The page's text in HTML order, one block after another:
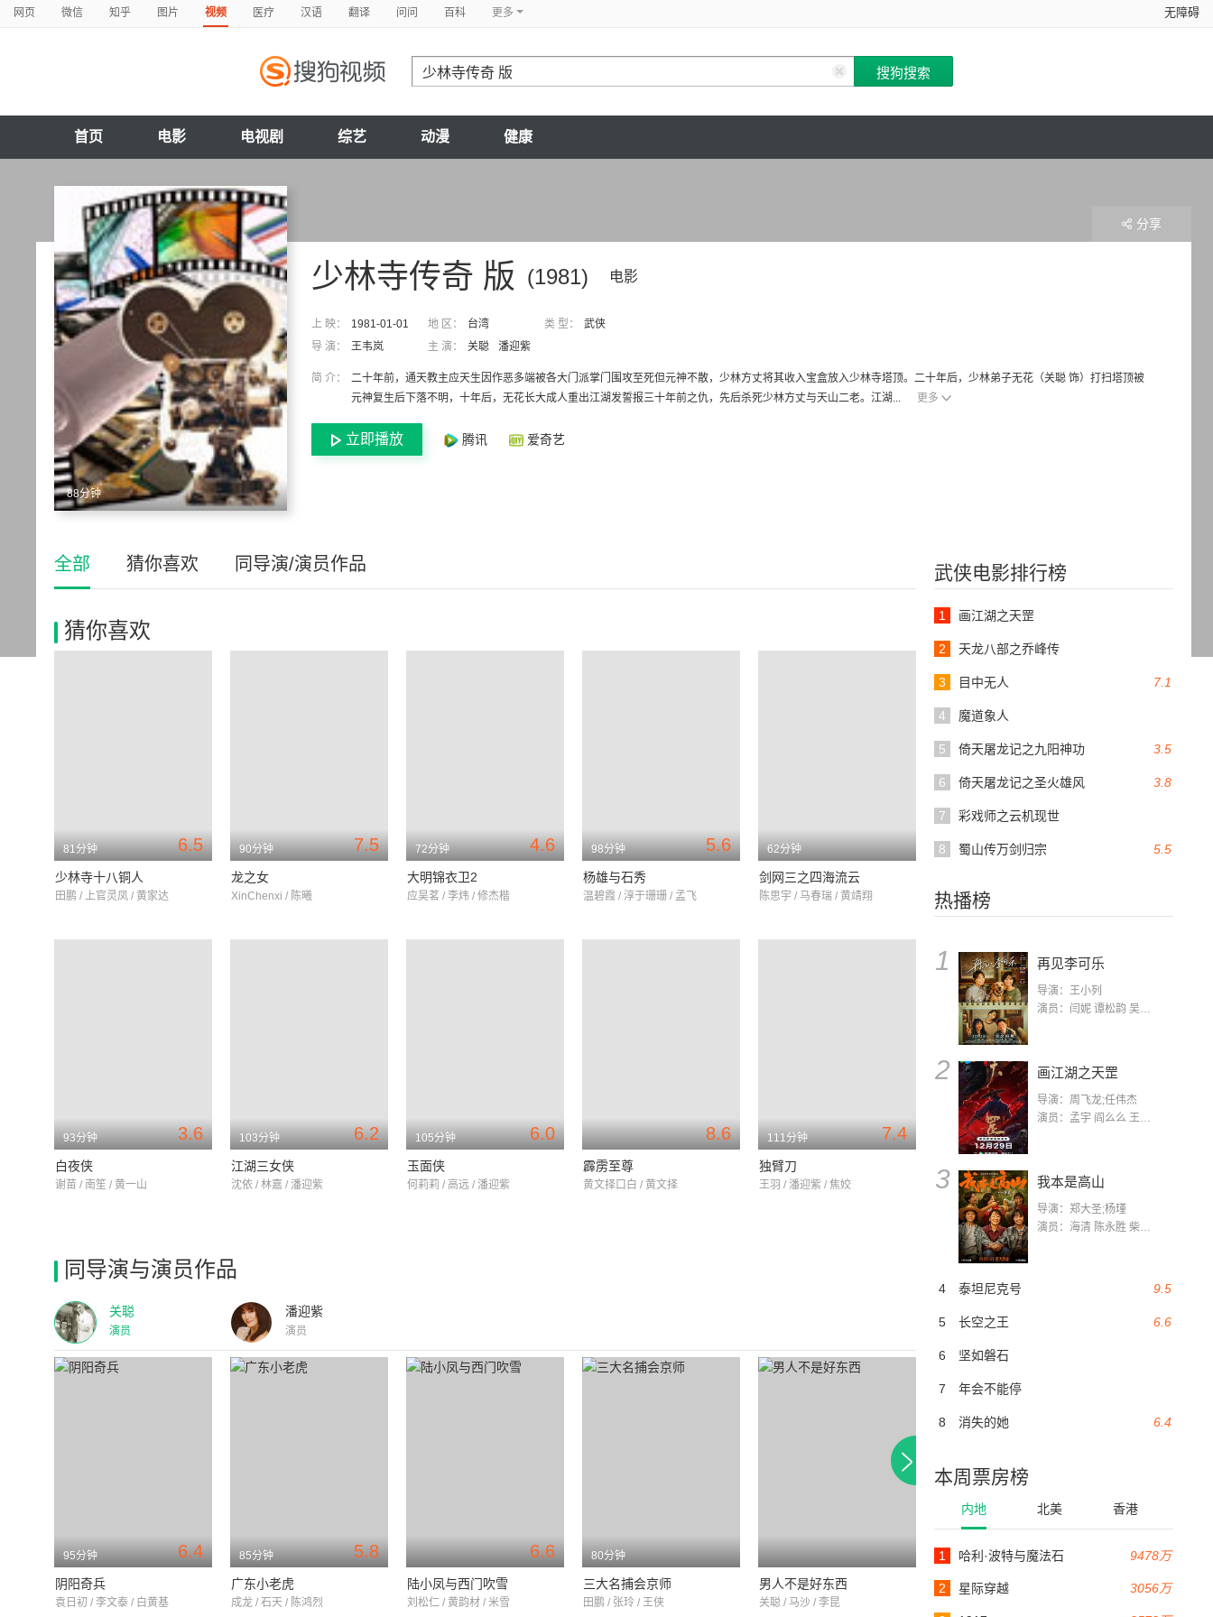
网页 微信 知乎 图片 视频 医疗 汉语 翻译 问问 百科 更多 无障碍
首页 电影 电视剧 综艺 动漫 健康
88分钟
(1981) 电影
少林寺传奇 版
上 映： 1981-01-01 地 区： 台湾 类 型：
武侠
导 演：
王韦岚 主 演： 关聪 潘迎紫
简 介：
二十年前，通天教主应天生因作恶多端被各大门派掌门围攻至死但元神不散，少林方丈将其收入宝盒放入少林寺塔顶。二十年后，少林弟子无花（关聪 饰）打扫塔顶被
元神复生后下落不明，十年后，无花长大成人重出江湖发誓报三十年前之仇，先后杀死少林方丈与天山二老。江湖...
更多
立即播放 腾讯 爱奇艺
分享
武侠电影排行榜
1 画江湖之天罡
2 天龙八部之乔峰传
7.1
3 目中无人
4 魔道象人
3.5
5 倚天屠龙记之九阳神功
3.8
6 倚天屠龙记之圣火雄风
7 彩戏师之云机现世
5.5
8 蜀山传万剑归宗
热播榜
1 再见李可乐
导演：王小列
演员：闫妮 谭松韵 吴京 蒋龙 赵小棠 冯雷 李虎城 平安 小七 小可乐
2 画江湖之天罡
导演：周飞龙;任伟杰
演员：孟宇 阎么么 王凯 郭政建 阎萌萌 杨默 高枫 齐斯伽 刘芊含 马程
3 我本是高山
导演：郑大圣;杨瑾
演员：海清 陈永胜 柴烨 王玥婷 万国鹏 美朵达瓦 赵瑞婷 罗解艳 郭莉娜 潘家艳
9.5
4 泰坦尼克号
6.6
5 长空之王
6 坚如磐石
7 年会不能停
6.4
8 消失的她
本周票房榜
内地 北美 香港
9478万
1 哈利·波特与魔法石
3056万
2 星际穿越
全部 猜你喜欢 同导演/演员作品
猜你喜欢
6.5
81分钟
少林寺十八铜人
田鹏 / 上官灵凤 / 黄家达
7.5
90分钟
龙之女
XinChenxi / 陈曦
4.6
72分钟
大明锦衣卫2
应昊茗 / 李炜 / 修杰楷
5.6
98分钟
杨雄与石秀
温碧霞 / 淳于珊珊 / 孟飞
62分钟
剑网三之四海流云
陈思宇 / 马春瑞 / 黄靖翔
3.6
93分钟
白夜侠
谢苗 / 南笙 / 黄一山
6.2
103分钟
江湖三女侠
沈依 / 林嘉 / 潘迎紫
6.0
105分钟
玉面侠
何莉莉 / 高远 / 潘迎紫
8.6
霹雳至尊
黄文择口白 / 黄文择
7.4
111分钟
独臂刀
王羽 / 潘迎紫 / 焦姣
同导演与演员作品
关聪
演员
潘迎紫
演员
6.4
95分钟
阴阳奇兵
袁日初 / 李文泰 / 白黄基
5.8
85分钟
广东小老虎
成龙 / 石天 / 陈鸿烈
6.6
陆小凤与西门吹雪
刘松仁 / 黄韵材 / 米雪
80分钟
三大名捕会京师
田鹏 / 张玲 / 王侠
男人不是好东西
关聪 / 马沙 / 李昆
93分钟
武师花旦大流氓
80分钟
火龙任务